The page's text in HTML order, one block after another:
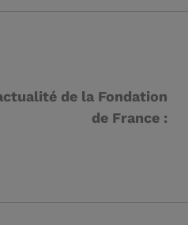
de la Fondation
de France :